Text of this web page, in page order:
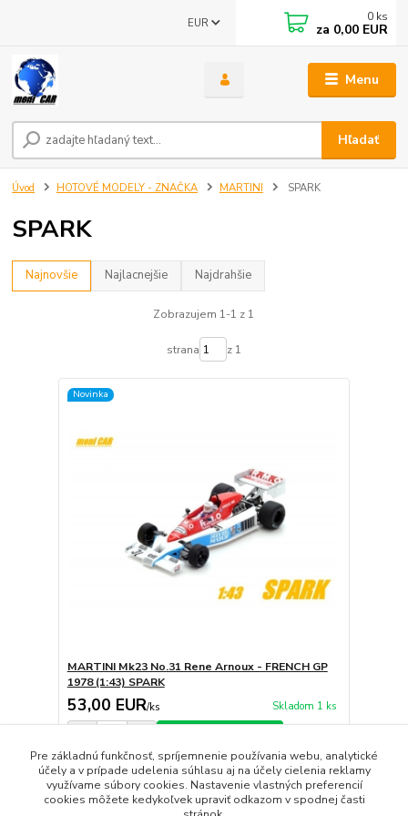
Menu
EUR
Hľadať
0 ks
za 0,00 EUR
Úvod HOTOVÉ MODELY - ZNAČKA MARTINI SPARK
SPARK
Najnovšie Najlacnejšie Najdrahšie
Zobrazujem 1-1 z 1
strana z 1
Novinka
MARTINI Mk23 No.31 Rene Arnoux - FRENCH GP
1978 (1:43) SPARK
53,00 EUR/ks Skladom 1 ks
strana z 1
Pre základnú funkčnosť, spríjemnenie používania webu, analytické
účely a v prípade udelenia súhlasu aj na účely cielenia reklamy
využívame súbory cookies. Nastavenie vlastných preferencií
cookies môžete kedykoľvek upraviť odkazom v spodnej časti